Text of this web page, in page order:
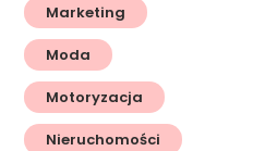
Marketing
Moda
Motoryzacja
Nieruchomości